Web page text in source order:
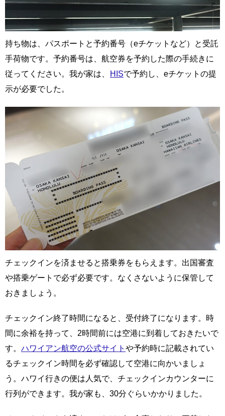
持ち物は、パスポートと予約番号（eチケットなど）と受託
手荷物です。予約番号は、航空券を予約した際の手続きに
従ってください。我が家は、
HISで予約し、eチケットの提
示が必要でした。
チェックインを済ませると搭乗券をもらえます。出国審査
や搭乗ゲートで必ず必要です。なくさないように保管して
おきましょう。
チェックイン終了時間になると、受付終了になります。時
間に余裕を持って、2時間前には空港に到着しておきたいで
す。 ハワイアン航空の公式サイト や予約時に記載されてい
るチェックイン時間を必ず確認して空港に向かいましょ
う。ハワイ行きの便は人気で、チェックインカウンターに
行列ができます。我が家も、30分ぐらいかかりました。